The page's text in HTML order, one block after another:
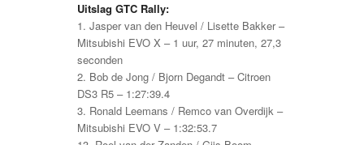
Uitslag GTC Rally:
1. Jasper van den Heuvel / Lisette Bakker –
Mitsubishi EVO X – 1 uur, 27 minuten, 27,3
seconden
2. Bob de Jong / Bjorn Degandt – Citroen
DS3 R5 – 1:27:39.4
3. Ronald Leemans / Remco van Overdijk –
Mitsubishi EVO V – 1:32:53.7